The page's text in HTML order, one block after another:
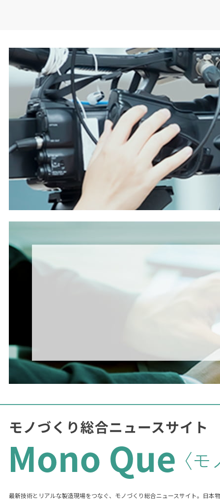
最新技術とリアルな製造現場をつなぐ、モノづくり総合ニュースサイト。日本